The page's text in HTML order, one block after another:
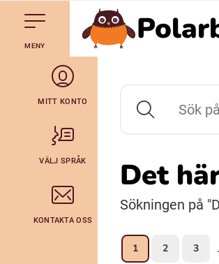
Till navigering av sidans innehåll
Hoppa till sidans huvudinnehåll
Bidumsámegiella (Pitesamiska)
Lovari (Romska)
MENY Gå till startsidan
MITT KONTO
VÄLJ SPRÅK
KONTAKTA OSS
Sök på
Det
Sökningen på
1 2 3